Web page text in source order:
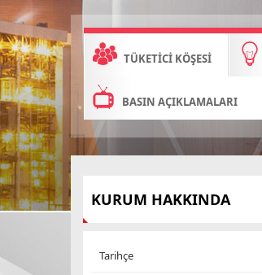
TÜKETİCİ KÖŞESİ
BASIN AÇIKLAMALARI
KURUM HAKKINDA
Tarihçe